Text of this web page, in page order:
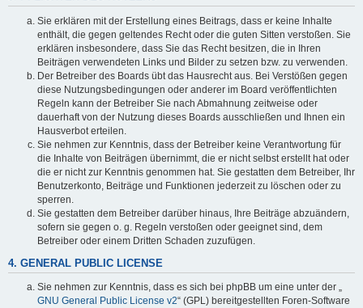
Sie erklären mit der Erstellung eines Beitrags, dass er keine Inhalte
enthält, die gegen geltendes Recht oder die guten Sitten verstoßen. Sie
erklären insbesondere, dass Sie das Recht besitzen, die in Ihren
Beiträgen verwendeten Links und Bilder zu setzen bzw. zu verwenden.
Der Betreiber des Boards übt das Hausrecht aus. Bei Verstößen gegen
diese Nutzungsbedingungen oder anderer im Board veröffentlichten
Regeln kann der Betreiber Sie nach Abmahnung zeitweise oder
dauerhaft von der Nutzung dieses Boards ausschließen und Ihnen ein
Hausverbot erteilen.
Sie nehmen zur Kenntnis, dass der Betreiber keine Verantwortung für
die Inhalte von Beiträgen übernimmt, die er nicht selbst erstellt hat oder
die er nicht zur Kenntnis genommen hat. Sie gestatten dem Betreiber, Ihr
Benutzerkonto, Beiträge und Funktionen jederzeit zu löschen oder zu
sperren.
Sie gestatten dem Betreiber darüber hinaus, Ihre Beiträge abzuändern,
sofern sie gegen o. g. Regeln verstoßen oder geeignet sind, dem
Betreiber oder einem Dritten Schaden zuzufügen.
4. GENERAL PUBLIC LICENSE
Sie nehmen zur Kenntnis, dass es sich bei phpBB um eine unter der „
GNU General Public License v2“ (GPL) bereitgestellten Foren-Software